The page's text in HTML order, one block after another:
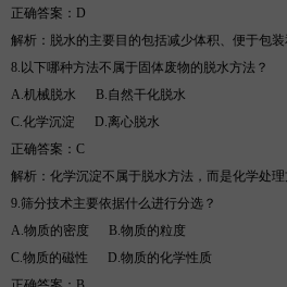
正确答案： D
解析 ：脱水的主要目的包括减少体积、便于包
8. 以下哪种方法不属于固体废物的脱水方法？
A.机械脱水 B.自然干化脱水
C.化学沉淀 D.离心脱水
正确答案： C
解析 ：化学沉淀不属于脱水方法，而是化学处理
9.筛分技术主要依据什么进行分选？
A.物质的密度 B.物质的粒度
C.物质的磁性 D.物质的化学性质